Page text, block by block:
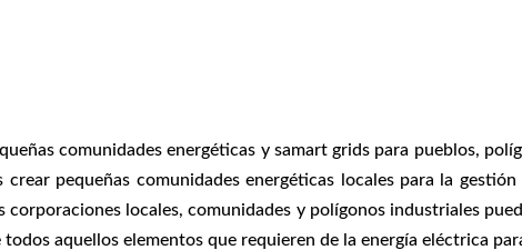
comunidades energéticas y samart grids para pueblos,
pequeñas comunidades energéticas locales para la
corporaciones locales, comunidades y polígonos industriales
aquellos elementos que requieren de la energía eléctrica